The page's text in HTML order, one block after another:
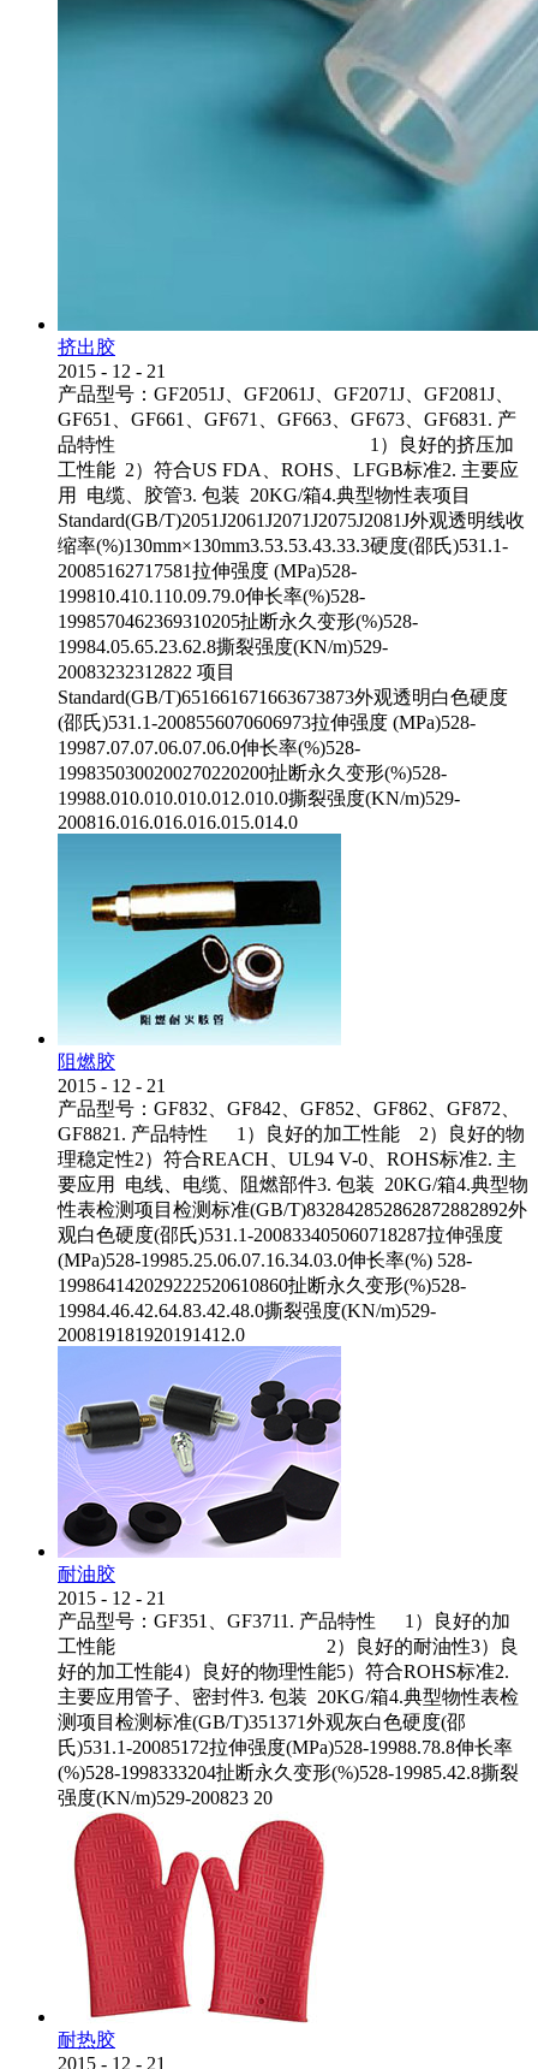
挤出胶
2015 - 12 - 21
产品型号：GF2051J、GF2061J、GF2071J、GF2081J、
GF651、GF661、GF671、GF663、GF673、GF6831. 产
品特性 1）良好的挤压加
工性能 2）符合US FDA、ROHS、LFGB标准2. 主要应
用 电缆、胶管3. 包装 20KG/箱4.典型物性表项目
Standard(GB/T)2051J2061J2071J2075J2081J外观透明线收
缩率(%)130mm×130mm3.53.53.43.33.3硬度(邵氏)531.1-
20085162717581拉伸强度 (MPa)528-
199810.410.110.09.79.0伸长率(%)528-
1998570462369310205扯断永久变形(%)528-
19984.05.65.23.62.8撕裂强度(KN/m)529-
20083232312822 项目
Standard(GB/T)651661671663673873外观透明白色硬度
(邵氏)531.1-2008556070606973拉伸强度 (MPa)528-
19987.07.07.06.07.06.0伸长率(%)528-
1998350300200270220200扯断永久变形(%)528-
19988.010.010.010.012.010.0撕裂强度(KN/m)529-
200816.016.016.016.015.014.0
阻燃胶
2015 - 12 - 21
产品型号：GF832、GF842、GF852、GF862、GF872、
GF8821. 产品特性 1）良好的加工性能 2）良好的物
理稳定性2）符合REACH、UL94 V-0、ROHS标准2. 主
要应用 电线、电缆、阻燃部件3. 包装 20KG/箱4.典型物
性表检测项目检测标准(GB/T)832842852862872882892外
观白色硬度(邵氏)531.1-200833405060718287拉伸强度
(MPa)528-19985.25.06.07.16.34.03.0伸长率(%) 528-
199864142029222520610860扯断永久变形(%)528-
19984.46.42.64.83.42.48.0撕裂强度(KN/m)529-
200819181920191412.0
耐油胶
2015 - 12 - 21
产品型号：GF351、GF3711. 产品特性 1）良好的加
工性能 2）良好的耐油性3）良
好的加工性能4）良好的物理性能5）符合ROHS标准2.
主要应用管子、密封件3. 包装 20KG/箱4.典型物性表检
测项目检测标准(GB/T)351371外观灰白色硬度(邵
氏)531.1-20085172拉伸强度(MPa)528-19988.78.8伸长率
(%)528-1998333204扯断永久变形(%)528-19985.42.8撕裂
强度(KN/m)529-200823 20
耐热胶
2015 - 12 - 21